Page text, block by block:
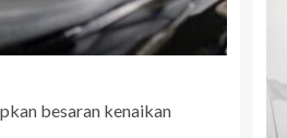
besaran kenaikan